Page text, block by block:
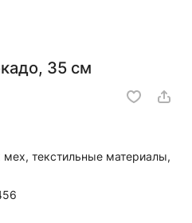
35 см
мех, текстильные материалы,